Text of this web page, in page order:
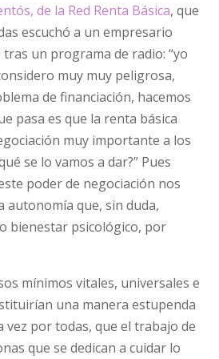
de la Red Renta Básica, que
escuchó a un empresario
un programa de radio: “yo
muy muy peligrosa,
de financiación, hacemos
pasa es que la renta básica
muy importante a los
se lo vamos a dar?” Pues
poder de negociación nos
autonomía que, sin duda,
bienestar psicológico, por
mínimos vitales, universales e
una manera estupenda
vez por todas, que el trabajo de
que se dedican a cuidar lo